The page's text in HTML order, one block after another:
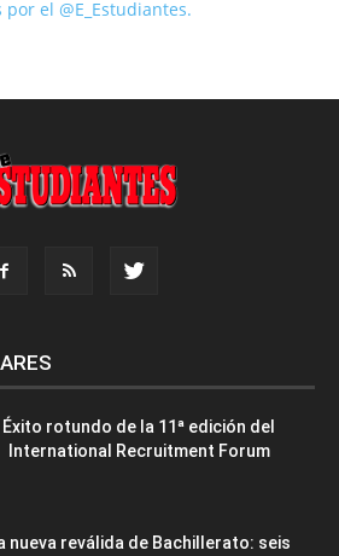
por el @E_Estudiantes.
Éxito rotundo de la 11ª edición del
International Recruitment Forum
nueva reválida de Bachillerato: seis